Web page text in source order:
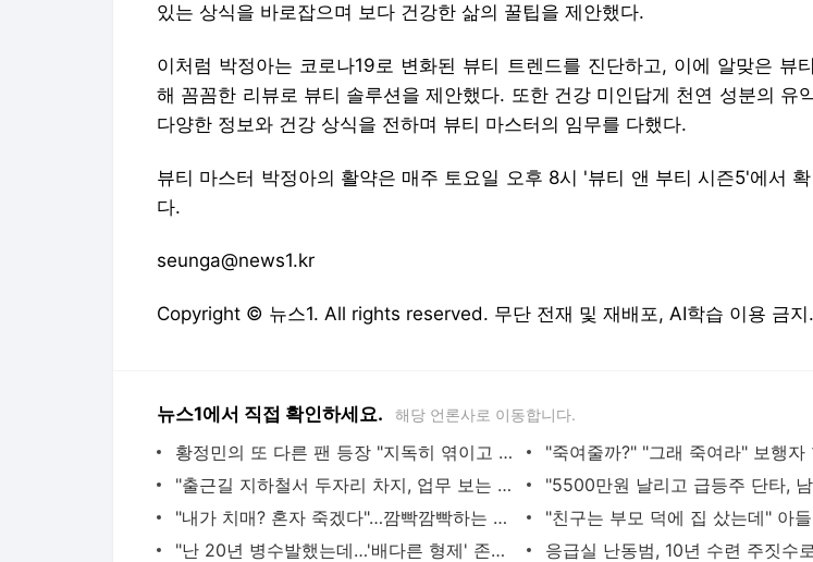
있는 상식을 바로잡으며 보다 건강한 삶의 꿀팁을 제안했다.
이처럼 박정아는 코로나19로 변화된 뷰티 트렌드를 진단하고, 이에 알맞은 뷰
해 꼼꼼한 리뷰로 뷰티 솔루션을 제안했다. 또한 건강 미인답게 천연 성분의 유
다양한 정보와 건강 상식을 전하며 뷰티 마스터의 임무를 다했다.
뷰티 마스터 박정아의 활약은 매주 토요일 오후 8시 '뷰티 앤 부티 시즌5'에서
다.
seunga@news1.kr
Copyright © 뉴스1. All rights reserved. 무단 전재 및 재배포, AI학습 이용 금지.
뉴스1에서 직접 확인하세요. 해당 언론사로 이동합니다.
황정민의 또 다른 팬 등장 "지독히 엮이고 싶었던 건 너" 폭로녀 직격
"출근길 지하철서 두자리 차지, 업무 보는 100㎏ 남성…부딪히면 신경질"
"내가 치매? 혼자 죽겠다"…깜빡깜빡하는 시모, 검사하라 하자 '발끈'
"난 20년 병수발했는데…'배다른 형제' 존재, 유산 절반 가져가나"